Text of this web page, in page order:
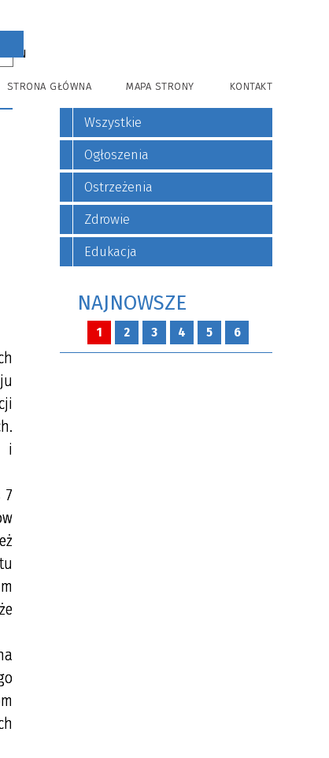
EN
STRONA GŁÓWNA MAPA STRONY KONTAKT
i
7
Wszystkie
Ogłoszenia
Ostrzeżenia
Zdrowie
Edukacja
NAJNOWSZE
1 2 3 4 5 6